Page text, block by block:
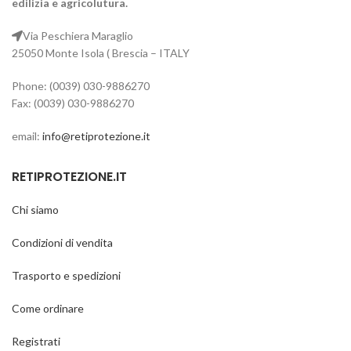
Prezzo a partire da 20 Euro
edilizia e agricolutura.
Via Peschiera Maraglio
25050 Monte Isola ( Brescia – ITALY
Phone: (0039) 030-9886270
Fax: (0039) 030-9886270
email: info@retiprotezione.it
RETIPROTEZIONE.IT
Chi siamo
Condizioni di vendita
Trasporto e spedizioni
Come ordinare
Registrati